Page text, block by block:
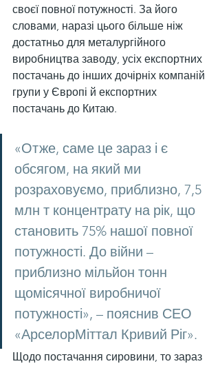
своєї повної потужності. За його
словами, наразі цього більше ніж
достатньо для металургійного
виробництва заводу, усіх експортних
постачань до інших дочірніх компаній
групи у Європі й експортних
постачань до Китаю.
«Отже, саме це зараз і є
обсягом, на який ми
розраховуємо, приблизно, 7,5
млн т концентрату на рік, що
становить 75% нашої повної
потужності. До війни –
приблизно мільйон тонн
щомісячної виробничої
потужності», – пояснив СЕО
«АрселорМіттал Кривий Ріг».
Щодо постачання сировини, то зараз